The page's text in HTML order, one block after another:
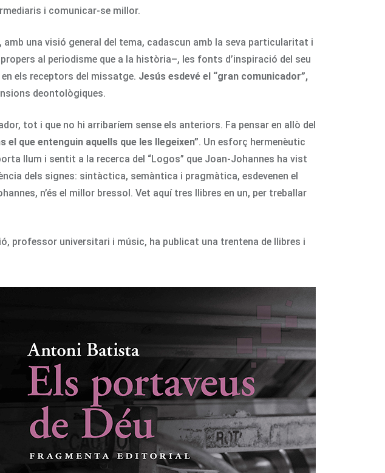
i comunicar-se millor.
amb una visió general del tema, cadascun amb la seva particularitat i
al periodisme que a la història–, les fonts d’inspiració del seu
els receptors del missatge. Jesús esdevé el “gran comunicador”,
deontològiques.
tot i que no hi arribaríem sense els anteriors. Fa pensar en allò del
que entenguin aquells que les llegeixen”. Un esforç hermenèutic
llum i sentit a la recerca del “Logos” que Joan-Johannes ha vist
dels signes: sintàctica, semàntica i pragmàtica, esdevenen el
n’és el millor bressol. Vet aquí tres llibres en un, per treballar
professor universitari i músic, ha publicat una trentena de llibres i